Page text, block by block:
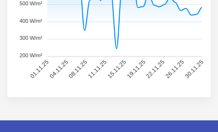
01.11.2504.11.2508.11.2511.11.2515.11.2519.11.2522.11.2526.11.2530.11.25
500 W/m²
400 W/m²
300 W/m²
200 W/m²